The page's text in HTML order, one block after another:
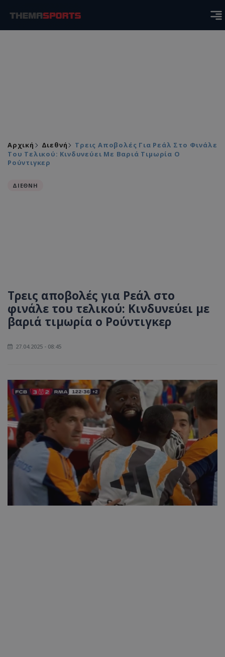
Αρχική Διεθνή
Τρεις Αποβολές Για Ρεάλ Στο Φινάλε
Του Τελικού: Κινδυνεύει Με Βαριά Τιμωρία Ο
Ρούντιγκερ
ΔΙΕΘΝΗ
Τρεις αποβολές για Ρεάλ στο
φινάλε του τελικού: Κινδυνεύει με
βαριά τιμωρία ο Ρούντιγκερ
27.04.2025 - 08:45